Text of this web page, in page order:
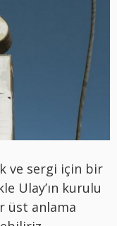
ve sergi için bir
Ulay’ın kurulu
üst anlama